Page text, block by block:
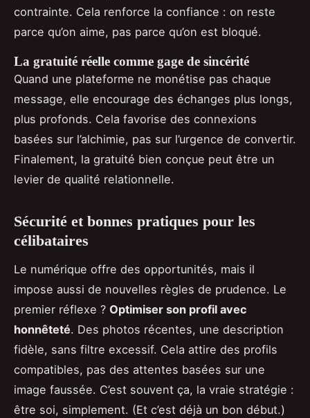
contrainte. Cela renforce la confiance : on reste
parce qu’on aime, pas parce qu’on est bloqué.
La gratuité réelle comme gage de sincérité
Quand une plateforme ne monétise pas chaque
message, elle encourage des échanges plus longs,
plus profonds. Cela favorise des connexions
basées sur l’alchimie, pas sur l’urgence de convertir.
Finalement, la gratuité bien conçue peut être un
levier de qualité relationnelle.
Sécurité et bonnes pratiques pour les
célibataires
Le numérique offre des opportunités, mais il
impose aussi de nouvelles règles de prudence. Le
premier réflexe ? Optimiser son profil avec
honnêteté. Des photos récentes, une description
fidèle, sans filtre excessif. Cela attire des profils
compatibles, pas des attentes basées sur une
image faussée. C’est souvent ça, la vraie stratégie :
être soi, simplement. (Et c’est déjà un bon début.)